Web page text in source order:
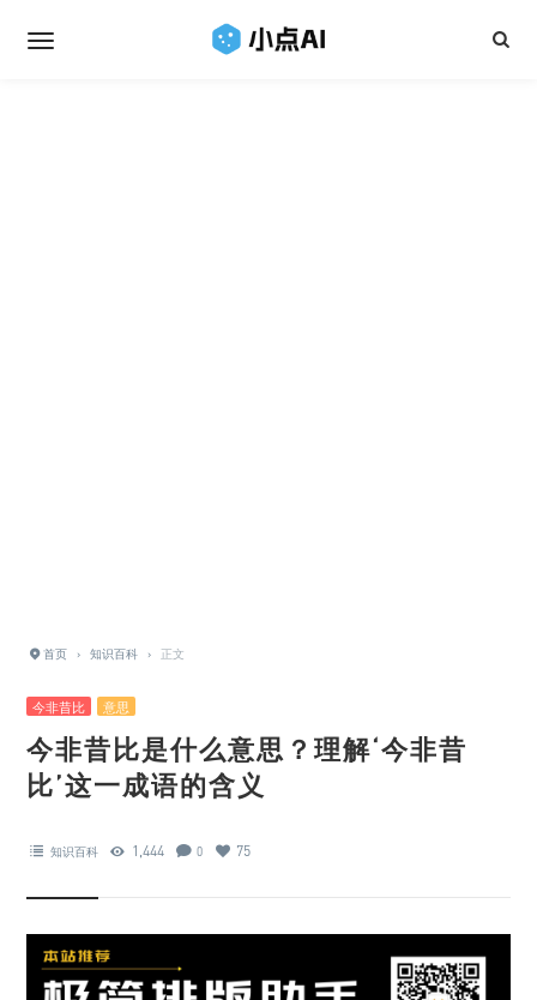
首页 › 知识百科 › 正文
今非昔比 意思
今非昔比是什么意思？理解‘今非昔
比’这一成语的含义
知识百科 1,444 0 75